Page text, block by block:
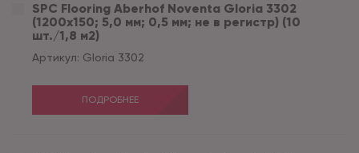
SPC Flooring Aberhof Noventa Gloria 3302
(1200х150; 5,0 мм; 0,5 мм; не в регистр) (10
шт./1,8 м2)
Артикул: Gloria 3302
ПОДРОБНЕЕ